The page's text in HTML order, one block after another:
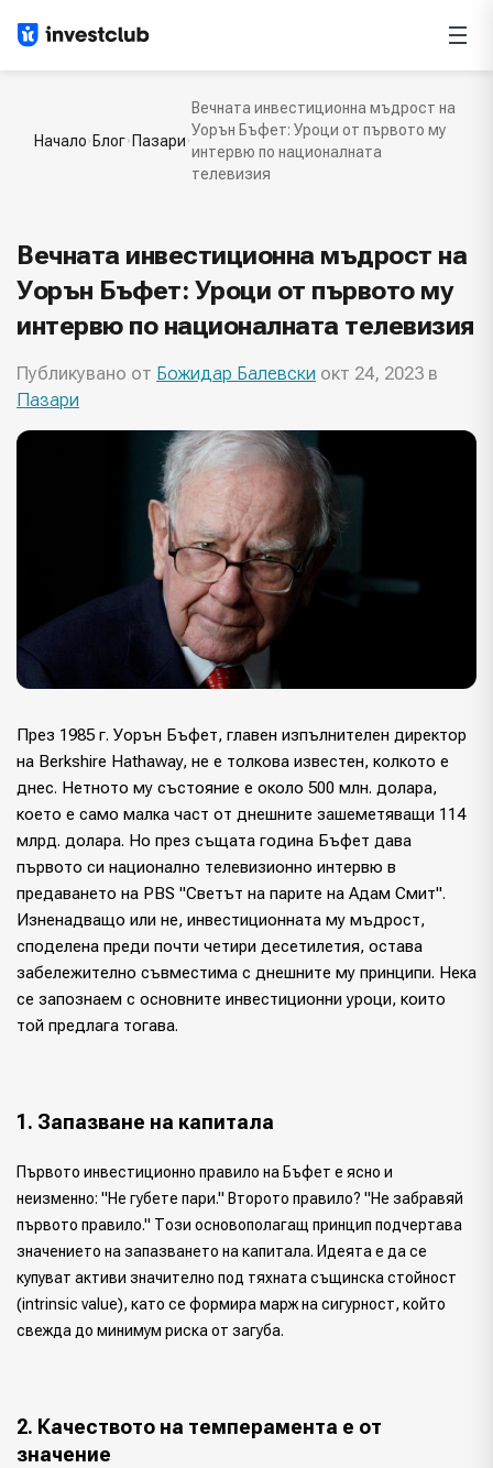
Начало Блог Пазари
Вечната инвестиционна мъдрост на
Уорън Бъфет: Уроци от първото му
интервю по националната
телевизия
Вечната инвестиционна мъдрост на
Уорън Бъфет: Уроци от първото му
интервю по националната телевизия
Публикувано от Божидар Балевски окт 24, 2023 в
Пазари
През 1985 г. Уорън Бъфет, главен изпълнителен директор
на Berkshire Hathaway, не е толкова известен, колкото е
днес. Нетното му състояние е около 500 млн. долара,
което е само малка част от днешните зашеметяващи 114
млрд. долара. Но през същата година Бъфет дава
първото си национално телевизионно интервю в
предаването на PBS "Светът на парите на Адам Смит".
Изненадващо или не, инвестиционната му мъдрост,
споделена преди почти четири десетилетия, остава
забележително съвместима с днешните му принципи. Нека
се запознаем с основните инвестиционни уроци, които
той предлага тогава.
1. Запазване на капитала
Първото инвестиционно правило на Бъфет е ясно и
неизменно: "Не губете пари." Второто правило? "Не забравяй
първото правило." Този основополагащ принцип подчертава
значението на запазването на капитала. Идеята е да се
купуват активи значително под тяхната същинска стойност
(intrinsic value), като се формира марж на сигурност, който
свежда до минимум риска от загуба.
2. Качеството на темперамента е от
значение